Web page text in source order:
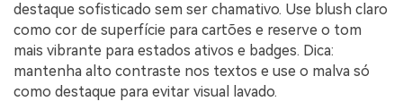
destaque sofisticado sem ser chamativo. Use blush claro
como cor de superfície para cartões e reserve o tom
mais vibrante para estados ativos e badges. Dica:
mantenha alto contraste nos textos e use o malva só
como destaque para evitar visual lavado.